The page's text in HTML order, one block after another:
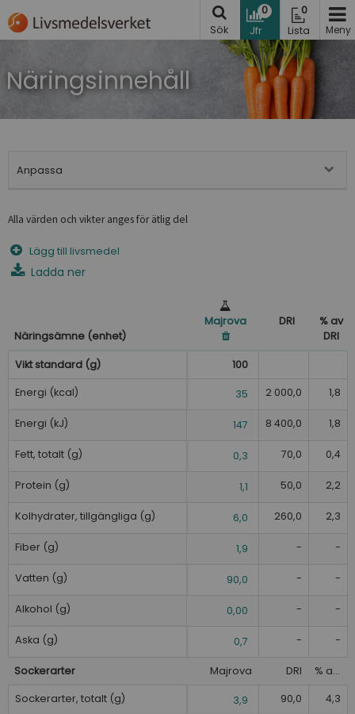
till
Sök
0
Jfr
0
Lista
Meny
Näringsinnehåll
Anpassa
Alla värden och vikter anges för ätlig del
Lägg till livsmedel
Ladda ner
Näringsämne (enhet)
Majrova DRI
% av
DRI
Vikt standard (g) 100
Energi (kcal) 35 2 000,0 1,8
Energi (kJ) 147 8 400,0 1,8
Fett, totalt (g) 0,3 70,0 0,4
Protein (g) 1,1 50,0 2,2
Kolhydrater, tillgängliga (g) 6,0 260,0 2,3
Fiber (g) 1,9 - -
Vatten (g) 90,0 - -
Alkohol (g) 0,00 - -
Aska (g) 0,7 - -
Sockerarter Majrova DRI % av DRI
Sockerarter, totalt (g) 3,9 90,0 4,3